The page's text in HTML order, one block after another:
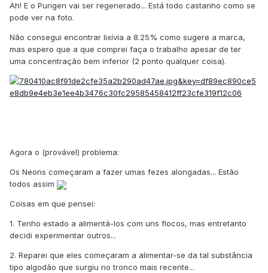
Ah! E o Purigen vai ser regenerado... Está todo castanho como se
pode ver na foto.
Não consegui encontrar lixívia a 8.25% como sugere a marca,
mas espero que a que comprei faça o trabalho apesar de ter
uma concentração bem inferior (2 ponto qualquer coisa).
Agora o (provável) problema:
Os Neons começaram a fazer umas fezes alongadas... Estão
todos assim
Coisas em que pensei:
1. Tenho estado a alimentá-los com uns flocos, mas entretanto
decidi experimentar outros...
2. Reparei que eles começaram a alimentar-se da tal substância
tipo algodão que surgiu no tronco mais recente...